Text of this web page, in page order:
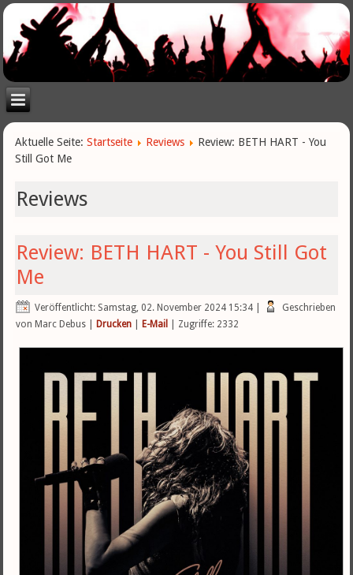
Aktuelle Seite:Startseite Reviews
Review: BETH HART - You
Still Got Me
Reviews
Review: BETH HART - You Still Got
Me
Veröffentlicht: Samstag, 02. November 2024 15:34
Geschrieben
von Marc Debus
Drucken E-Mail | Zugriffe: 2332